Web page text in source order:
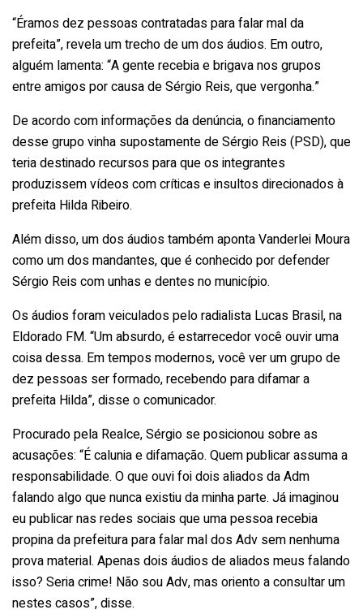
“Éramos dez pessoas contratadas para falar mal da
prefeita”, revela um trecho de um dos áudios. Em outro,
alguém lamenta: “A gente recebia e brigava nos grupos
entre amigos por causa de Sérgio Reis, que vergonha.”
De acordo com informações da denúncia, o financiamento
desse grupo vinha supostamente de Sérgio Reis (PSD), que
teria destinado recursos para que os integrantes
produzissem vídeos com críticas e insultos direcionados à
prefeita Hilda Ribeiro.
Além disso, um dos áudios também aponta Vanderlei Moura
como um dos mandantes, que é conhecido por defender
Sérgio Reis com unhas e dentes no município.
Os áudios foram veiculados pelo radialista Lucas Brasil, na
Eldorado FM. “Um absurdo, é estarrecedor você ouvir uma
coisa dessa. Em tempos modernos, você ver um grupo de
dez pessoas ser formado, recebendo para difamar a
prefeita Hilda”, disse o comunicador.
Procurado pela Realce, Sérgio se posicionou sobre as
acusações: “É calunia e difamação. Quem publicar assuma a
responsabilidade. O que ouvi foi dois aliados da Adm
falando algo que nunca existiu da minha parte. Já imaginou
eu publicar nas redes sociais que uma pessoa recebia
propina da prefeitura para falar mal dos Adv sem nenhuma
prova material. Apenas dois áudios de aliados meus falando
isso? Seria crime! Não sou Adv, mas oriento a consultar um
nestes casos”, disse.